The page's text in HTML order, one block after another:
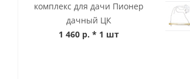
комплекс для дачи Пионер
дачный ЦК
1 460 р. * 1 шт